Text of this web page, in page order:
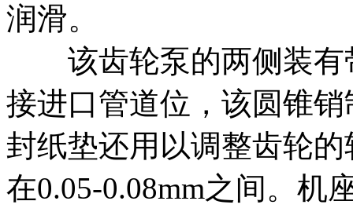
润滑。
该齿轮泵的两侧装有
接进口管道位，该圆锥
封纸垫还用以调整齿轮
在0.05-0.08mm之间。机